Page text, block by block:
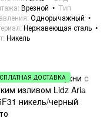
Врезной
Тип
Однорычажный
Нержавеющая сталь
Никель
ДОСТАВКА